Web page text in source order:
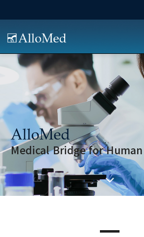
Medical Bridge for Human